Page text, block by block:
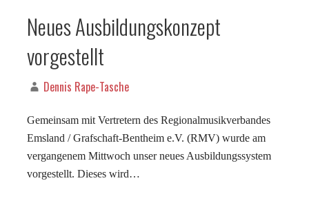
Neues Ausbildungskonzept
vorgestellt
Dennis Rape-Tasche
Gemeinsam mit Vertretern des Regionalmusikverbandes
Emsland / Grafschaft-Bentheim e.V. (RMV) wurde am
vergangenem Mittwoch unser neues Ausbildungssystem
vorgestellt. Dieses wird…